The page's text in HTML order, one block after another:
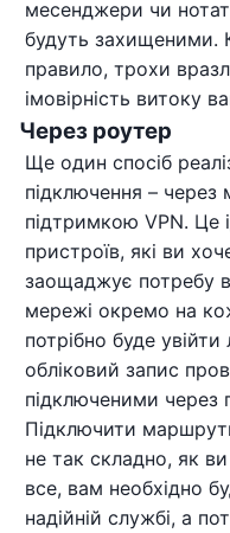
месенджери чи
будуть захищеними.
правило, трохи
імовірність витоку
Через роутер
Ще один спосіб
підключення –
підтримкою VPN. Це
пристроїв, які ви
заощаджує потребу
мережі окремо на
потрібно буде
обліковий запис
підключеними через
Підключити
не так складно, як
все, вам необхідно
надійній службі, а